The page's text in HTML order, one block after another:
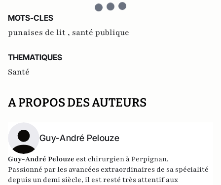
MOTS-CLES
punaises de lit , santé publique
THEMATIQUES
Santé
A PROPOS DES AUTEURS
Guy-André Pelouze
Guy-André Pelouze est chirurgien à Perpignan.
Passionné par les avancées extraordinaires de sa spécialité
depuis un demi siècle, il est resté très attentif aux